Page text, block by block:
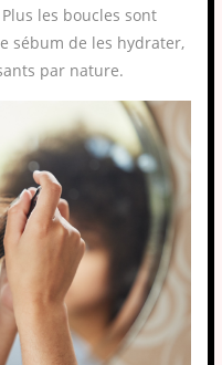
les boucles sont
sébum de les hydrater,
par nature.